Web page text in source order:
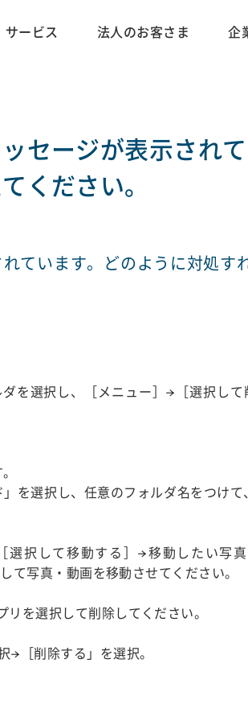
サービス 法人のお客さま 企
セージが表示され
ください。
ています。どのように対処す
を選択し、［メニュー］→［選択し
を選択し、任意のフォルダ名をつけ
択して移動する］→移動したい写真
写真・動画を移動させてください。
を選択して削除してください。
［削除する」を選択。